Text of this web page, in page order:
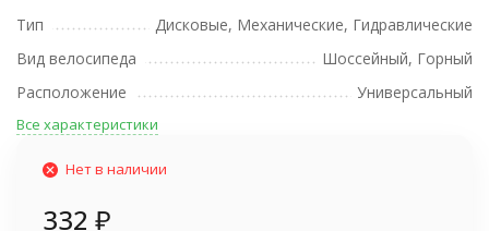
Тип
Дисковые, Механические, Гидравлические
Вид велосипеда
Шоссейный, Горный
Расположение
Универсальный
Все характеристики
Нет в наличии
332 ₽